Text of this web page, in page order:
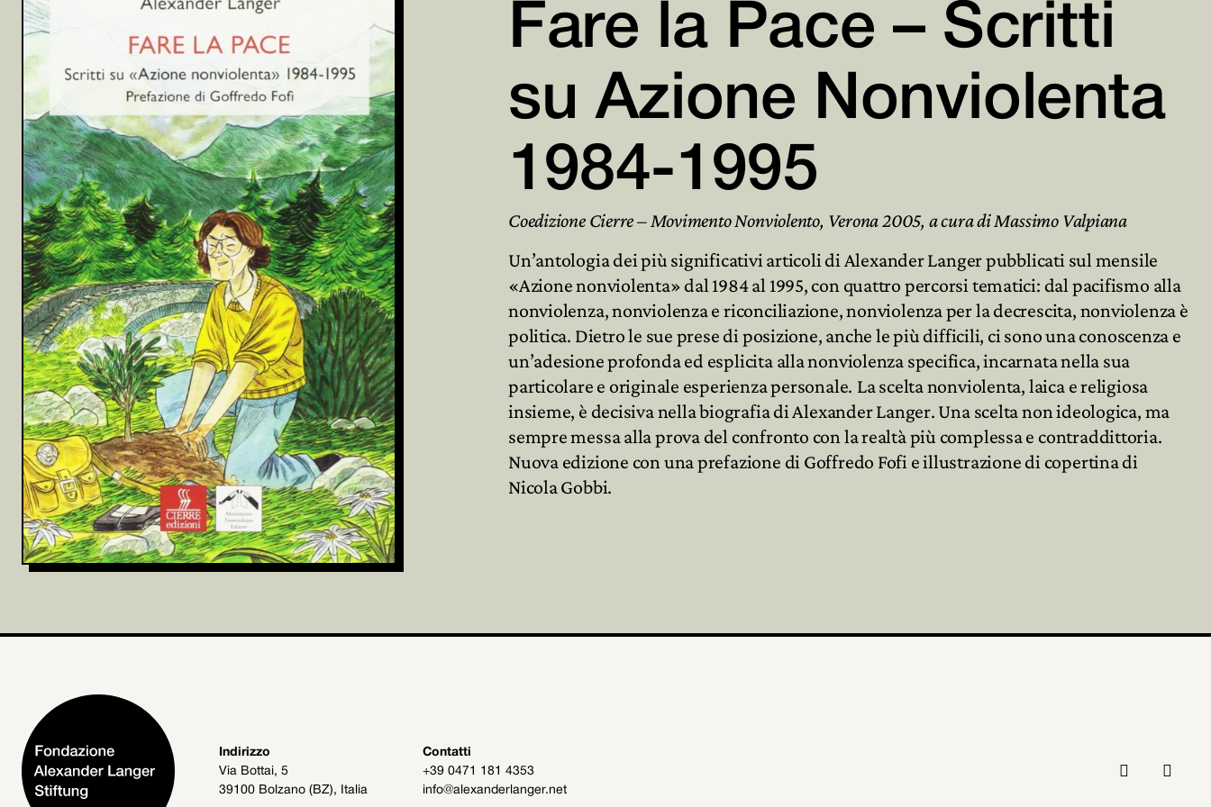
Partecipa
Fare la Pace – Scritti
su Azione Nonviolenta
1984-1995
Coedizione Cierre – Movimento Nonviolento, Verona 2005, a cura di Massimo Valpiana
Un’antologia dei più significativi articoli di Alexander Langer pubblicati sul mensile
«Azione nonviolenta» dal 1984 al 1995, con quattro percorsi tematici: dal pacifismo alla
nonviolenza, nonviolenza e riconciliazione, nonviolenza per la decrescita, nonviolenza è
politica. Dietro le sue prese di posizione, anche le più difficili, ci sono una conoscenza e
un’adesione profonda ed esplicita alla nonviolenza specifica, incarnata nella sua
particolare e originale esperienza personale. La scelta nonviolenta, laica e religiosa
insieme, è decisiva nella biografia di Alexander Langer. Una scelta non ideologica, ma
sempre messa alla prova del confronto con la realtà più complessa e contraddittoria.
Nuova edizione con una prefazione di Goffredo Fofi e illustrazione di copertina di
Nicola Gobbi.
Indirizzo
Via Bottai, 5
39100 Bolzano (BZ), Italia
Contatti
+39 0471 181 4353
info@alexanderlanger.net
 